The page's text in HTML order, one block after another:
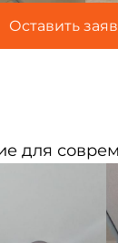
Оставить
для